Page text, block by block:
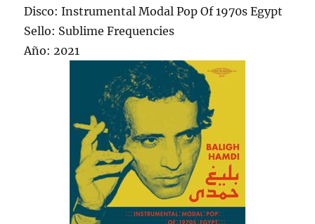
Disco: Instrumental Modal Pop Of 1970s Egypt
Sello: Sublime Frequencies
Año: 2021